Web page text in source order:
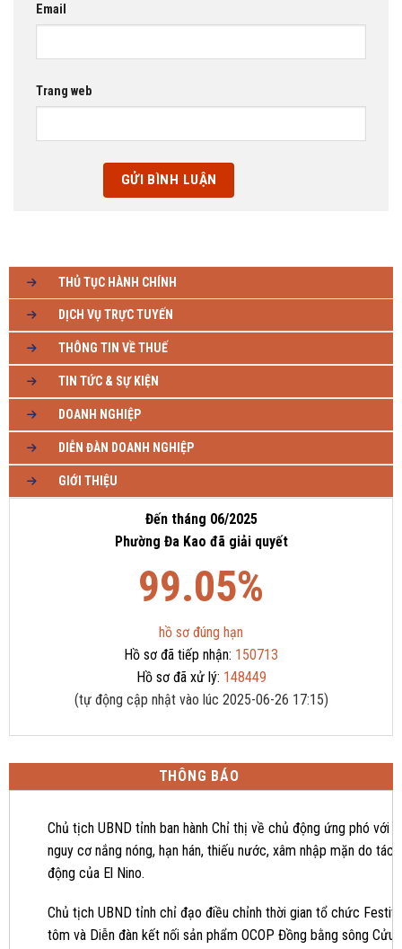
THỦ TỤC HÀNH CHÍNH
DỊCH VỤ TRỰC TUYẾN
THÔNG TIN VỀ THUẾ
TIN TỨC & SỰ KIỆN
DOANH NGHIỆP
DIỄN ĐÀN DOANH NGHIỆP
GIỚI THIỆU
Đến tháng 06/2025
Phường Đa Kao đã giải quyết
99.05%
hồ sơ đúng hạn
Hồ sơ đã tiếp nhận: 150713
Hồ sơ đã xử lý: 148449
(tự động cập nhật vào lúc 2025-06-26 17:15)
THÔNG BÁO
nguy cơ nắng nóng, hạn hán, thiếu nước, xâm nhập mặn do tác
động của El Nino.
tôm và Diễn đàn kết nối sản phẩm OCOP Đồng bằng sông Cửu
Long năm 2023.
Email
Trang web